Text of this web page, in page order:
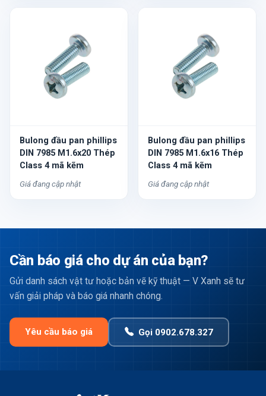
Bulong đầu pan phillips
DIN 7985 M1.6x20 Thép
Class 4 mã kẽm
Giá đang cập nhật
Bulong đầu pan phillips
DIN 7985 M1.6x16 Thép
Class 4 mã kẽm
Giá đang cập nhật
Cần báo giá cho dự án của bạn?
Gửi danh sách vật tư hoặc bản vẽ kỹ thuật — V Xanh sẽ tư
vấn giải pháp và báo giá nhanh chóng.
Yêu cầu báo giá Gọi 0902.678.327